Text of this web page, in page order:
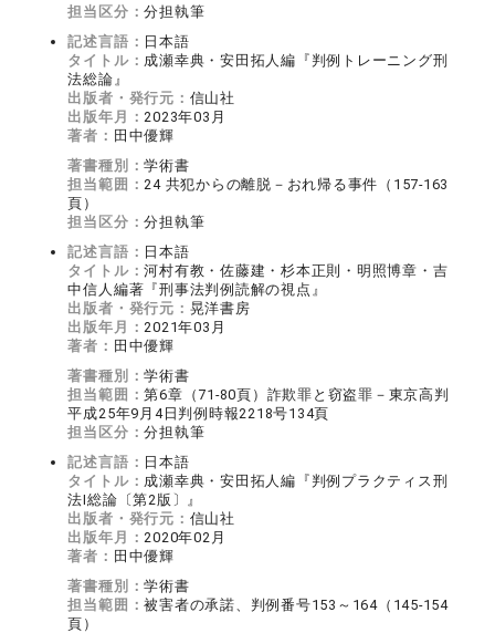
担当区分：分担執筆
記述言語： 日本語
タイトル： 成瀬幸典・安田拓人編『判例トレーニング刑
法総論』
出版者・発行元： 信山社
出版年月：2023年03月
著者： 田中優輝
著書種別：学術書
担当範囲：24 共犯からの離脱－おれ帰る事件（157-163
頁）
担当区分：分担執筆
記述言語： 日本語
タイトル：河村有教・佐藤建・杉本正則・明照博章・吉
中信人編著『刑事法判例読解の視点』
出版者・発行元： 晃洋書房
出版年月：2021年03月
著者： 田中優輝
著書種別：学術書
担当範囲：第6章（71-80頁）詐欺罪と窃盗罪－東京高判
平成25年9月4日判例時報2218号134頁
担当区分：分担執筆
記述言語： 日本語
タイトル： 成瀬幸典・安田拓人編『判例プラクティス刑
法I総論〔第2版〕』
出版者・発行元： 信山社
出版年月：2020年02月
著者： 田中優輝
著書種別：学術書
担当範囲：被害者の承諾、判例番号153～164（145-154
頁）